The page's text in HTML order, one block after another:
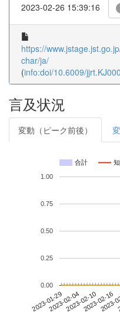
2023-02-26 15:39:16
https://
char/ja/
(info:doi/10.6009/
言及状況
変動（ピーク前後）
合計
2023-01-292023-02-042023-02-102023-02-16
2023-
0.00
0.25
0.50
0.75
1.00